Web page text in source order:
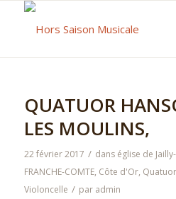
QUATUOR
LES MOULINS,
22 février 2017 / dans église de
FRANCHE-COMTE, Côte d'Or,
Violoncelle / par admin